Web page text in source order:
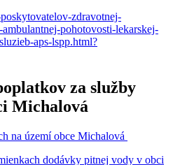
za služby
Michalová
na území obce Michalová
dodávky pitnej vody v obci